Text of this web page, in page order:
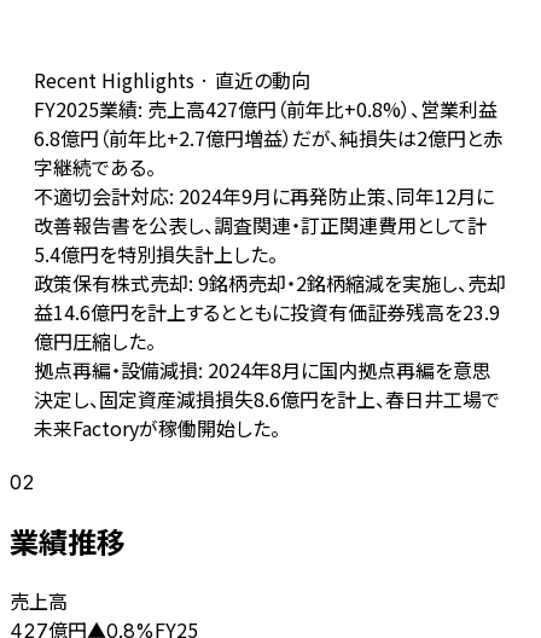
Recent Highlights · 直近の動向
FY2025業績: 売上高427億円（前年比+0.8%）、営業利益
6.8億円（前年比+2.7億円増益）だが、純損失は2億円と赤
字継続である。
不適切会計対応: 2024年9月に再発防止策、同年12月に
改善報告書を公表し、調査関連・訂正関連費用として計
5.4億円を特別損失計上した。
政策保有株式売却: 9銘柄売却・2銘柄縮減を実施し、売却
益14.6億円を計上するとともに投資有価証券残高を23.9
億円圧縮した。
拠点再編・設備減損: 2024年8月に国内拠点再編を意思
決定し、固定資産減損損失8.6億円を計上、春日井工場で
未来Factoryが稼働開始した。
02
業績推移
売上高
427億円▲0.8%FY25